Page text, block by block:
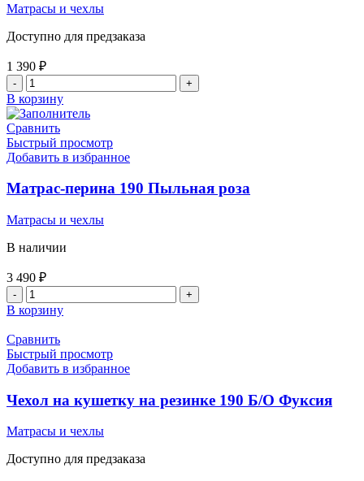
Фуксия
Матрасы и чехлы
Доступно для предзаказа
1 390 ₽
Количество
товара
Чехол
на
кушетку
на
180
С/
Бежевый
В корзину
Сравнить
Быстрый просмотр
Добавить в избранное
Матрас-перина 190 Пыльная роза
Матрасы и чехлы
В наличии
3 490 ₽
Количество
товара
перина
190
Пыльная
В корзину
Сравнить
Быстрый просмотр
Добавить в избранное
Чехол на кушетку на резинке 190 Б/О Фуксия
Матрасы и чехлы
Доступно для предзаказа